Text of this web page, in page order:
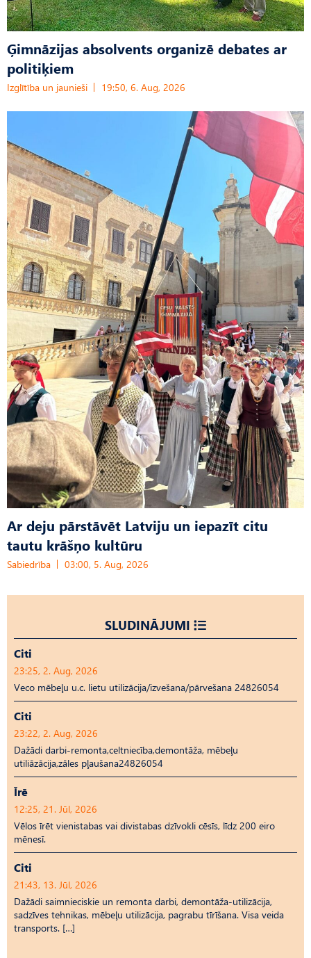
Ģimnāzijas absolvents organizē debates ar
politiķiem
Izglītība un jaunieši 19:50, 6. Aug, 2026
Ar deju pārstāvēt Latviju un iepazīt citu
tautu krāšņo kultūru
Sabiedrība 03:00, 5. Aug, 2026
SLUDINĀJUMI
Citi
23:25, 2. Aug, 2026
Veco mēbeļu u.c. lietu utilizācija/izvešana/pārvešana 24826054
Citi
23:22, 2. Aug, 2026
Dažādi darbi-remonta,celtniecība,demontāža, mēbeļu
utiliāzācija,zāles pļaušana24826054
Īrē
12:25, 21. Jūl, 2026
Vēlos īrēt vienistabas vai divistabas dzīvokli cēsīs, līdz 200 eiro
mēnesī.
Citi
21:43, 13. Jūl, 2026
Dažādi saimnieciskie un remonta darbi, demontāža-utilizācija,
sadzīves tehnikas, mēbeļu utilizācija, pagrabu tīrīšana. Visa veida
transports. […]